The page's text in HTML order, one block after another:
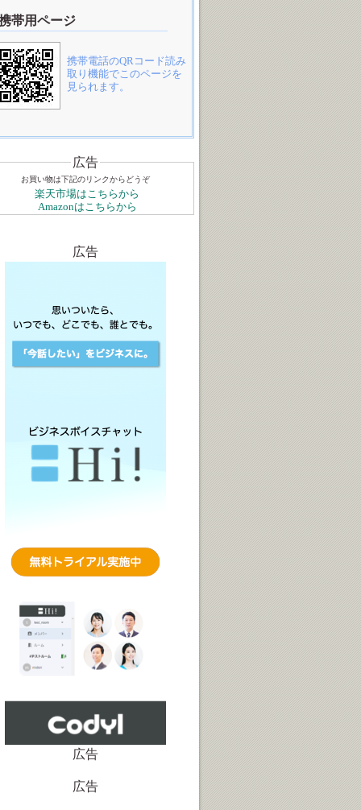
帯用ページ
携帯電話のQRコード読み
取り機能でこのページを
見られます。
広告
お買い物は下記のリンクからどうぞ
楽天市場はこちらから
Amazonはこちらから
広告
広告
広告